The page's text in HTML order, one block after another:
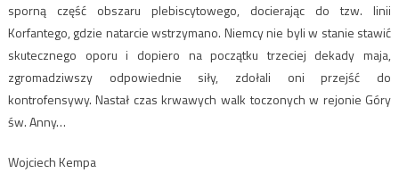
sporną część obszaru plebiscytowego, docierając do tzw. linii
Korfantego, gdzie natarcie wstrzymano. Niemcy nie byli w stanie stawić
skutecznego oporu i dopiero na początku trzeciej dekady maja,
zgromadziwszy odpowiednie siły, zdołali oni przejść do
kontrofensywy. Nastał czas krwawych walk toczonych w rejonie Góry
św. Anny…
Wojciech Kempa